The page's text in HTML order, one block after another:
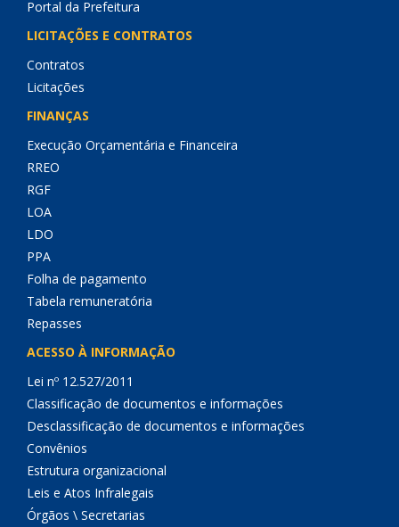
Portal da Prefeitura
LICITAÇÕES E CONTRATOS
Contratos
Licitações
FINANÇAS
Execução Orçamentária e Financeira
RREO
RGF
LOA
LDO
PPA
Folha de pagamento
Tabela remuneratória
Repasses
ACESSO À INFORMAÇÃO
Lei nº 12.527/2011
Classificação de documentos e informações
Desclassificação de documentos e informações
Convênios
Estrutura organizacional
Leis e Atos Infralegais
Órgãos \ Secretarias